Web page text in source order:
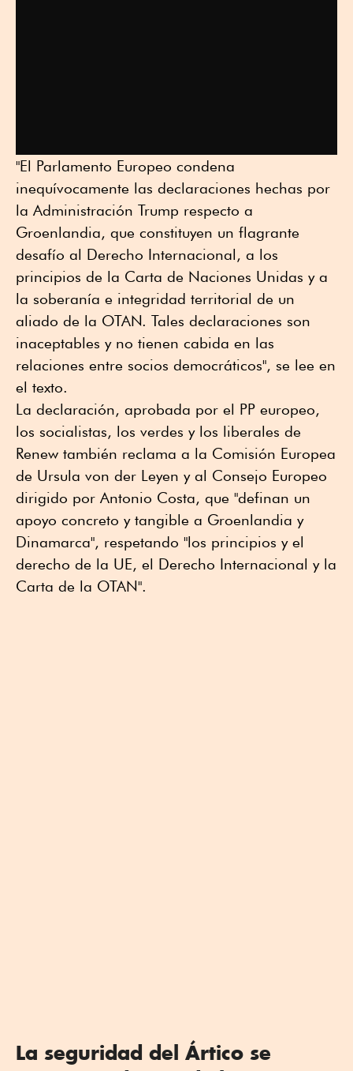
"El Parlamento Europeo condena
inequívocamente las declaraciones hechas por
la Administración Trump respecto a
Groenlandia, que constituyen un flagrante
desafío al Derecho Internacional, a los
principios de la Carta de Naciones Unidas y a
la soberanía e integridad territorial de un
aliado de la OTAN. Tales declaraciones son
inaceptables y no tienen cabida en las
relaciones entre socios democráticos", se lee en
el texto.
La declaración, aprobada por el PP europeo,
los socialistas, los verdes y los liberales de
Renew también reclama a la Comisión Europea
de Ursula von der Leyen y al Consejo Europeo
dirigido por Antonio Costa, que "definan un
apoyo concreto y tangible a Groenlandia y
Dinamarca", respetando "los principios y el
derecho de la UE, el Derecho Internacional y la
Carta de la OTAN".
La seguridad del Ártico se